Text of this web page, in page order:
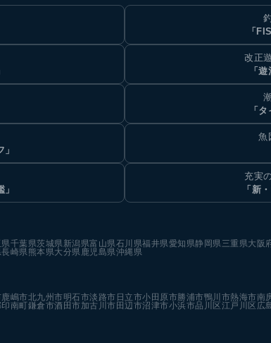
「
改正
「
「
魚
充実
「新
千葉県茨城県 新潟県富山県石川県福井県愛知県静岡県 三重県大阪
長崎県 熊本県大分県 鹿児島県沖縄県
鹿嶋市北九州市明石市淡路市 日立市小田原市勝浦市鴨川市熱海市南
印南町鎌倉市酒田市加古川市田辺市沼津市小浜市品川区江戸川区 広